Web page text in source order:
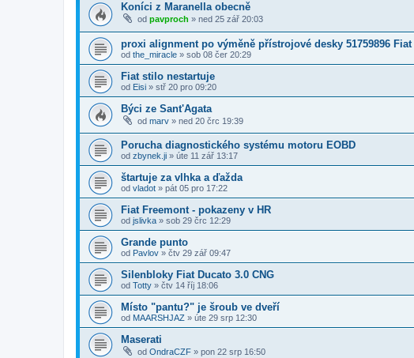
Koníci z Maranella obecně
od pavproch » ned 25 zář 20:03
proxi alignment po výměně přístrojové desky 51759896 Fiat
od the_miracle » sob 08 čer 20:29
Fiat stilo nestartuje
od Eisi » stř 20 pro 09:20
Býci ze Sant'Agata
od marv » ned 20 črc 19:39
Porucha diagnostického systému motoru EOBD
od zbynek.ji » úte 11 zář 13:17
štartuje za vlhka a ďažda
od vladot » pát 05 pro 17:22
Fiat Freemont - pokazeny v HR
od jslivka » sob 29 črc 12:29
Grande punto
od Pavlov » čtv 29 zář 09:47
Silenbloky Fiat Ducato 3.0 CNG
od Totty » čtv 14 říj 18:06
Místo "pantu?" je šroub ve dveří
od MAARSHJAZ » úte 29 srp 12:30
Maserati
od OndraCZF » pon 22 srp 16:50